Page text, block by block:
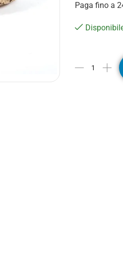
Paga fino a